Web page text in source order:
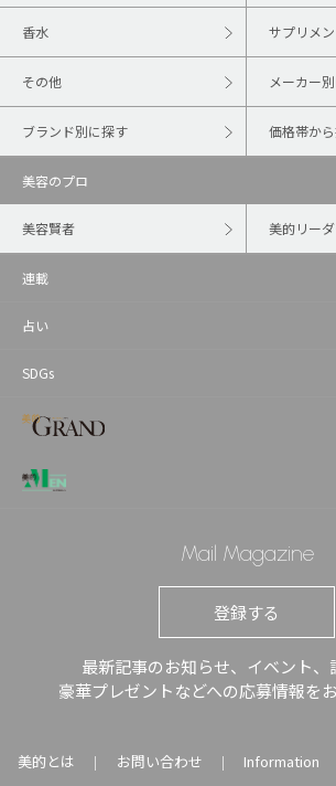
香水 サプリメ
その他 メーカー
ブランド別に探す 価格帯か
美容のプロ
美容賢者 美的リー
連載
占い
SDGs
Mail Magazine
登録する
最新記事のお知らせ、イベント、
豪華プレゼントなどへの応募情報を
美的とは ｜ お問い合わせ ｜ Information